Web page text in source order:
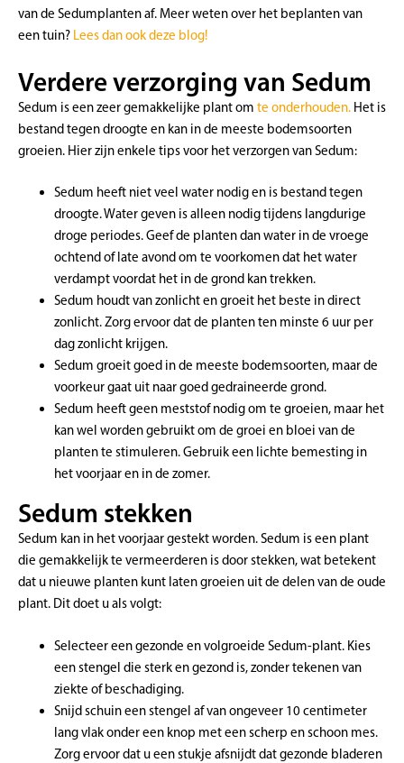
van de Sedumplanten af. Meer weten over het beplanten van
een tuin? Lees dan ook deze blog!
Verdere verzorging van Sedum
Sedum is een zeer gemakkelijke plant om te onderhouden. Het is
bestand tegen droogte en kan in de meeste bodemsoorten
groeien. Hier zijn enkele tips voor het verzorgen van Sedum:
Sedum heeft niet veel water nodig en is bestand tegen
droogte. Water geven is alleen nodig tijdens langdurige
droge periodes. Geef de planten dan water in de vroege
ochtend of late avond om te voorkomen dat het water
verdampt voordat het in de grond kan trekken.
Sedum houdt van zonlicht en groeit het beste in direct
zonlicht. Zorg ervoor dat de planten ten minste 6 uur per
dag zonlicht krijgen.
Sedum groeit goed in de meeste bodemsoorten, maar de
voorkeur gaat uit naar goed gedraineerde grond.
Sedum heeft geen meststof nodig om te groeien, maar het
kan wel worden gebruikt om de groei en bloei van de
planten te stimuleren. Gebruik een lichte bemesting in
het voorjaar en in de zomer.
Sedum stekken
Sedum kan in het voorjaar gestekt worden. Sedum is een plant
die gemakkelijk te vermeerderen is door stekken, wat betekent
dat u nieuwe planten kunt laten groeien uit de delen van de oude
plant. Dit doet u als volgt:
Selecteer een gezonde en volgroeide Sedum-plant. Kies
een stengel die sterk en gezond is, zonder tekenen van
ziekte of beschadiging.
Snijd schuin een stengel af van ongeveer 10 centimeter
lang vlak onder een knop met een scherp en schoon mes.
Zorg ervoor dat u een stukje afsnijdt dat gezonde bladeren